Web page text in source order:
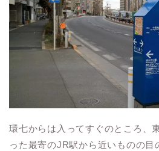
環七からは入ってすぐのところ、
った最寄のJR駅から近いものの目